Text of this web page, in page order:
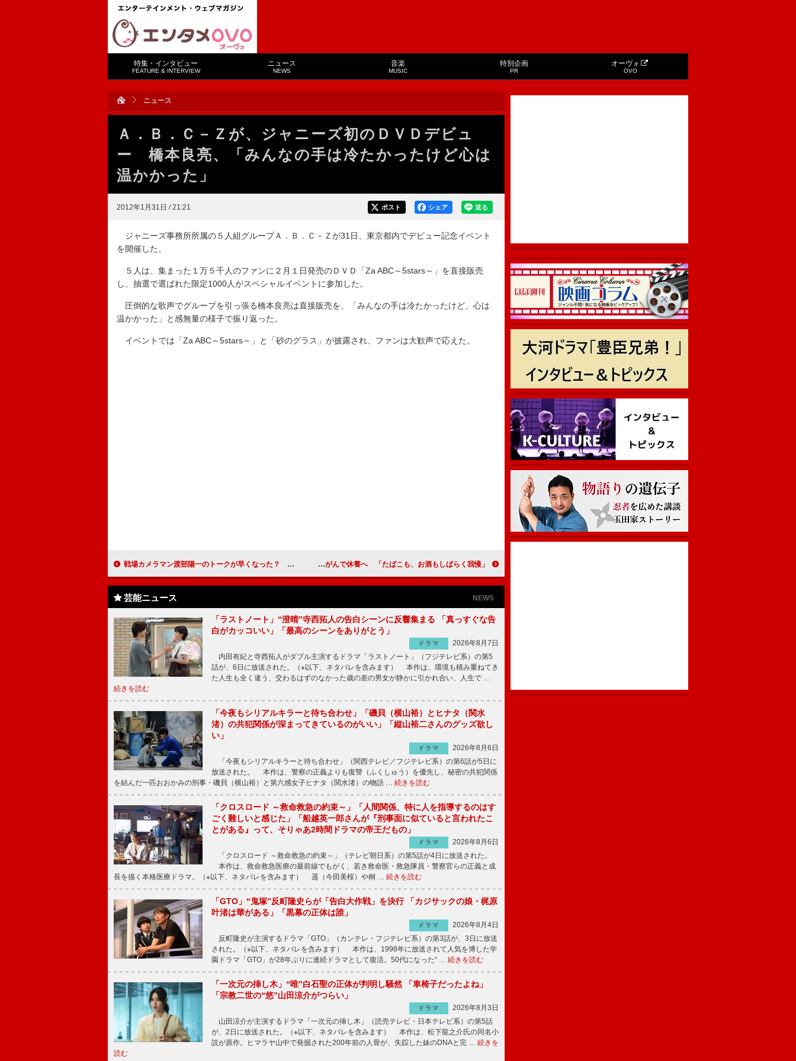
特集・インタビュー
FEATURE & INTERVIEW
ニュース
NEWS
音楽
MUSIC
特別企画
PR
オーヴォ
OVO
ニュース
Ａ．Ｂ．Ｃ－Ｚが、ジャニーズ初のＤＶＤデビュ
ー 橋本良亮、「みんなの手は冷たかったけど心は
温かかった」
2012年1月31日 / 21:21 送る
シェア
ポスト
ジャニーズ事務所所属の５人組グループＡ．Ｂ．Ｃ－Ｚが31日、東京都内でデビュー記念イベント
を開催した。
５人は、集まった１万５千人のファンに２月１日発売のＤＶＤ「Za ABC～5stars～」を直接販売
し、抽選で選ばれた限定1000人がスペシャルイベントに参加した。
圧倒的な歌声でグループを引っ張る橋本良亮は直接販売を、「みんなの手は冷たかったけど、心は
温かかった」と感無量の様子で振り返った。
イベントでは「Za ABC～5stars～」と「砂のグラス」が披露され、ファンは大歓声で応えた。
戦場カメラマン渡部陽一のトークが早くなった？ 「早く伝えたいという気持ちが高揚しているのかも…」 やしきたかじんが食道がんで休養へ 「たばこも、お酒もしばらく我慢」
芸能ニュース NEWS
「ラストノート」“澄晴”寺西拓人の告白シーンに反響集まる 「真っすぐな告
白がカッコいい」「最高のシーンをありがとう」
ドラマ
2026年8月7日
内田有紀と寺西拓人がダブル主演するドラマ「ラストノート」（フジテレビ系）の第5
話が、6日に放送された。（※以下、ネタバレを含みます） 本作は、環境も積み重ねてき
た人生も全く違う、交わるはずのなかった歳の差の男女が静かに引かれ合い、人生で …
続きを読む
「今夜もシリアルキラーと待ち合わせ」「磯貝（横山裕）とヒナタ（関水
渚）の共犯関係が深まってきているのがいい」「縦山裕二さんのグッズ欲し
い」
ドラマ
2026年8月6日
「今夜もシリアルキラーと待ち合わせ」（関西テレビ／フジテレビ系）の第6話が5日に
放送された。 本作は、警察の正義よりも復讐（ふくしゅう）を優先し、秘密の共犯関係
を結んだ一匹おおかみの刑事・磯貝（横山裕）と第六感女子ヒナタ（関水渚）の物語 … 続きを読む
「クロスロード ～救命救急の約束～」「人間関係、特に人を指導するのはす
ごく難しいと感じた」「船越英一郎さんが『刑事面に似ていると言われたこ
とがある』って、そりゃあ2時間ドラマの帝王だもの」
ドラマ
2026年8月6日
「クロスロード ～救命救急の約束～」（テレビ朝日系）の第5話が4日に放送された。
本作は、救命救急医療の最前線でもがく、若き救命医・救急隊員・警察官らの正義と成
長を描く本格医療ドラマ。（※以下、ネタバレを含みます） 遥（今田美桜）や桐 … 続きを読む
「GTO」“鬼塚”反町隆史らが「告白大作戦」を決行 「カジサックの娘・梶原
叶渚は華がある」「黒幕の正体は誰」
ドラマ
2026年8月4日
反町隆史が主演するドラマ「GTO」（カンテレ・フジテレビ系）の第3話が、3日に放送
された。（※以下、ネタバレを含みます） 本作は、1998年に放送されて人気を博した学
園ドラマ「GTO」が28年ぶりに連続ドラマとして復活。50代になった“ … 続きを読む
「一次元の挿し木」“唯”白石聖の正体が判明し騒然 「車椅子だったよね」
「宗教二世の“悠”山田涼介がつらい」
ドラマ
2026年8月3日
山田涼介が主演するドラマ「一次元の挿し木」（読売テレビ・日本テレビ系）の第5話
が、2日に放送された。（※以下、ネタバレを含みます） 本作は、松下龍之介氏の同名小
説が原作。ヒマラヤ山中で発掘された200年前の人骨が、失踪した妹のDNAと完 … 続きを
読む